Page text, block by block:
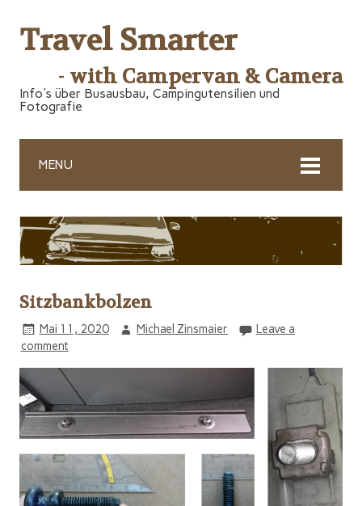
Travel Smarter
- with Campervan & Camera
Info's über Busausbau, Campingutensilien und
Fotografie
MENU
Sitzbankbolzen
Mai 11, 2020 Michael Zinsmaier
Leave a
comment